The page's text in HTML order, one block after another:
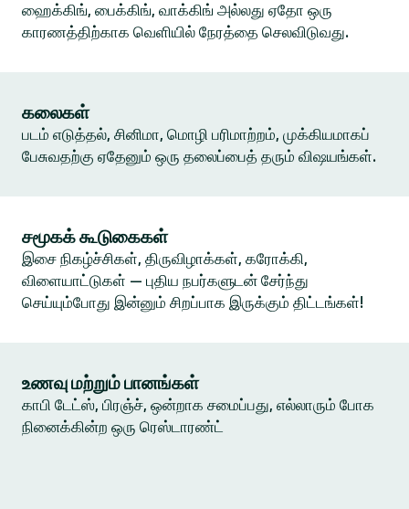
ஹைக்கிங், பைக்கிங், வாக்கிங் அல்லது ஏதோ ஒரு
காரணத்திற்காக வெளியில் நேரத்தை செலவிடுவது.
கலைகள்
படம் எடுத்தல், சினிமா, மொழி பரிமாற்றம், முக்கியமாகப்
பேசுவதற்கு ஏதேனும் ஒரு தலைப்பைத் தரும் விஷயங்கள்.
சமூகக் கூடுகைகள்
இசை நிகழ்ச்சிகள், திருவிழாக்கள், கரோக்கி,
விளையாட்டுகள் — புதிய நபர்களுடன் சேர்ந்து
செய்யும்போது இன்னும் சிறப்பாக இருக்கும் திட்டங்கள்!
உணவு மற்றும் பானங்கள்
காபி டேட்ஸ், பிரஞ்ச், ஒன்றாக சமைப்பது, எல்லாரும் போக
நினைக்கின்ற ஒரு ரெஸ்டாரண்ட்